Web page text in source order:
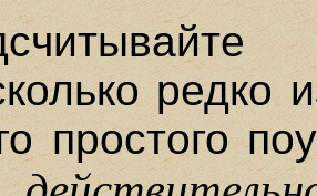
редко
простого